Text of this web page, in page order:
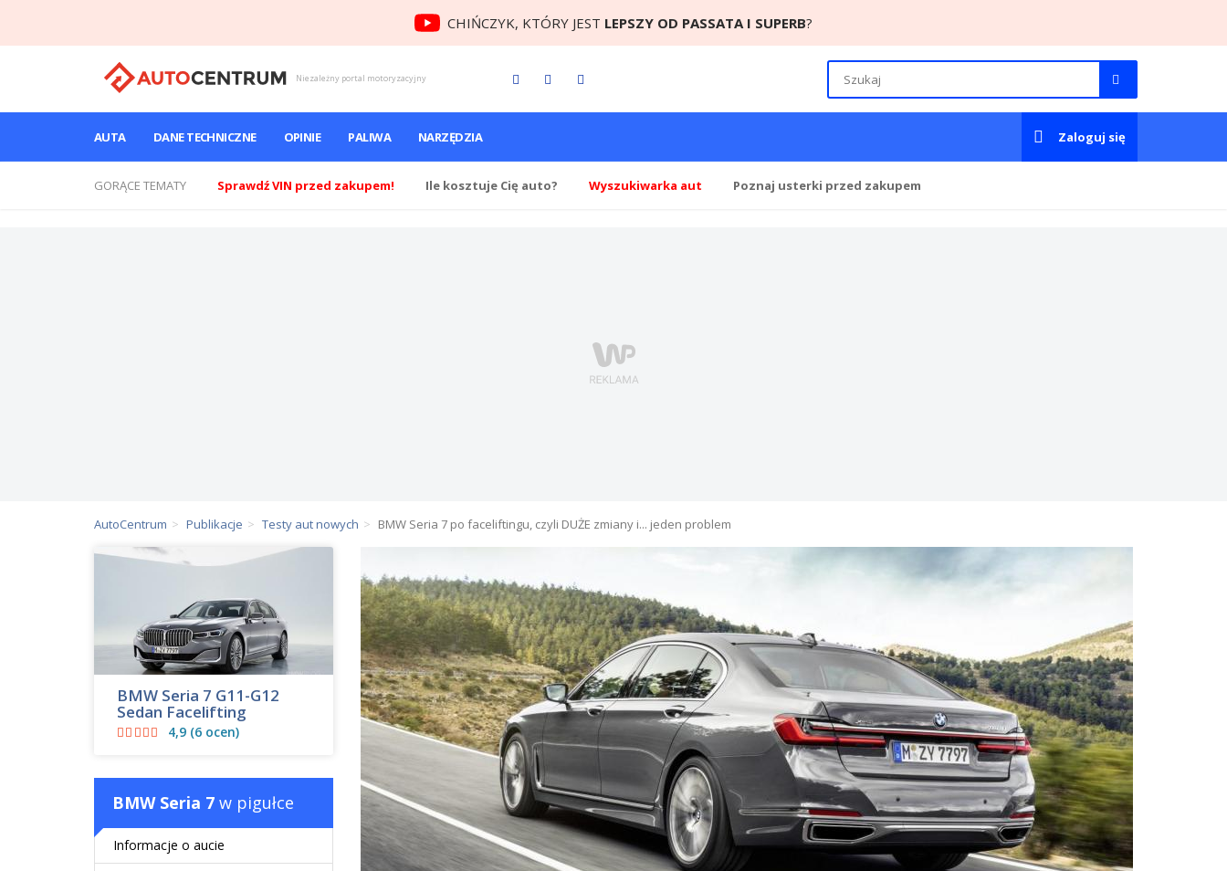
CHIŃCZYK, KTÓRY JEST LEPSZY OD PASSATA I SUPERB?
Niezależny portal motoryzacyjny
AUTA DANE TECHNICZNE OPINIE PALIWA NARZĘDZIA Zaloguj się
GORĄCE TEMATY Sprawdź VIN przed zakupem! Ile kosztuje Cię auto? Wyszukiwarka aut Poznaj usterki przed zakupem
AutoCentrum Publikacje Testy aut nowych BMW Seria 7 po faceliftingu, czyli DUŻE zmiany i... jeden problem
BMW Seria 7 G11-G12
Sedan Facelifting
4,9 (6 ocen)
BMW Seria 7 w pigułce
Informacje o aucie